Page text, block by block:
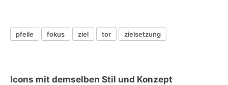
pfeile fokus ziel tor zielsetzung
Icons mit demselben Stil und Konzept